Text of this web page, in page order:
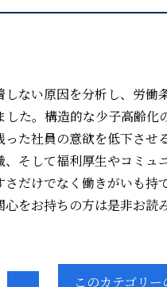
ない原因を分析し、労
した。構造的な少子高齢
た社員の意欲を低下さ
そして福利厚生やコミ
だけでなく働きがいも
をお持ちの方は是非お読
このカテゴリ